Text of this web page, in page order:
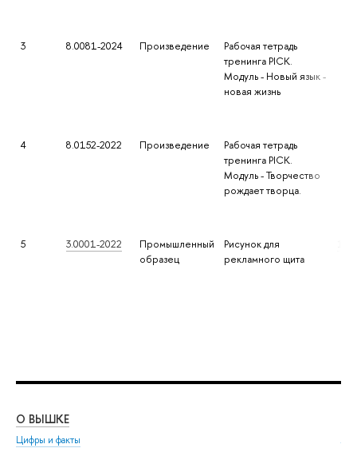
3 8.0081-2024 Произведение
Рабочая тетрадь
тренинга PICK.
Модуль - Новый язык -
новая жизнь
4 8.0152-2022 Произведение
Рабочая тетрадь
тренинга PICK.
Модуль - Творчество
рождает творца.
5 3.0001-2022
Промышленный
образец
Рисунок для
рекламного щита
О ВЫШКЕ
Цифры и факты